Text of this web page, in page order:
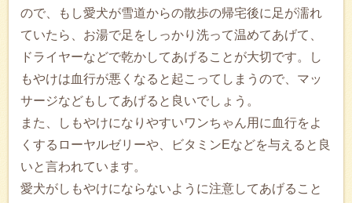
ので、もし愛犬が雪道からの散歩の帰宅後に足が濡れ
ていたら、お湯で足をしっかり洗って温めてあげて、
ドライヤーなどで乾かしてあげることが大切です。し
もやけは血行が悪くなると起こってしまうので、マッ
サージなどもしてあげると良いでしょう。
また、しもやけになりやすいワンちゃん用に血行をよ
くするローヤルゼリーや、ビタミンEなどを与えると良
いと言われています。
愛犬がしもやけにならないように注意してあげること